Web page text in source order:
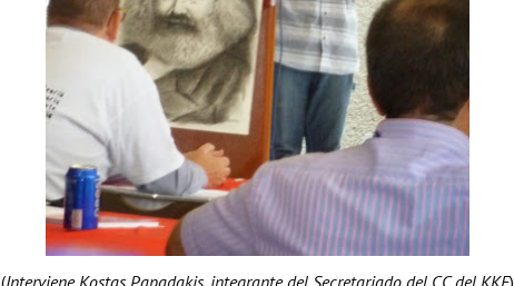
(Interviene Kostas Papadakis, integrante del Secretariado del CC del KKE)